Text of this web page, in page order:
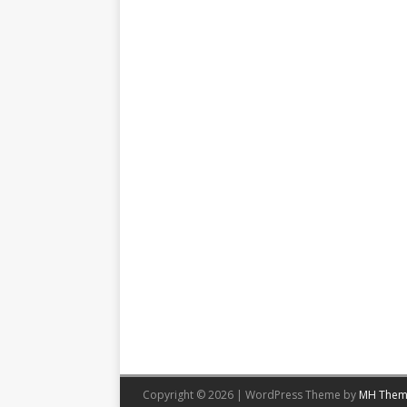
Copyright © 2026 | WordPress Theme by MH